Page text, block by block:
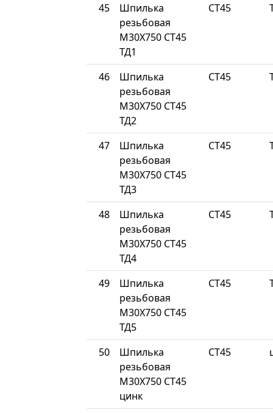
45
Шпилька
резьбовая
М30Х750 СТ45
ТД1
СТ45
46
Шпилька
резьбовая
М30Х750 СТ45
ТД2
СТ45
47
Шпилька
резьбовая
М30Х750 СТ45
ТД3
СТ45
48
Шпилька
резьбовая
М30Х750 СТ45
ТД4
СТ45
49
Шпилька
резьбовая
М30Х750 СТ45
ТД5
СТ45
50
Шпилька
резьбовая
М30Х750 СТ45
цинк
СТ45